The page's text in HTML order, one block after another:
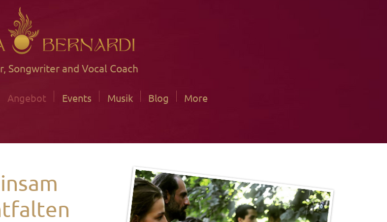
Angebot Events Musik Blog More
Songwriter and Vocal Coach